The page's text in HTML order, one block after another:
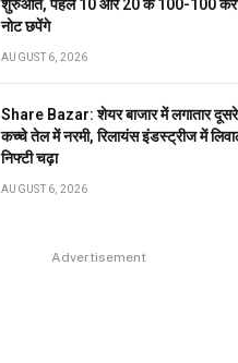
शुरुआत, पहले 10 और 20 के 100-100
नोट छपेंगे
AUGUST 6, 2026
Share Bazar: शेयर बाजार में लगातार
कच्चे तेल में नरमी, रिलायंस इंडस्ट्रीज में
निफ्टी चढ़ा
AUGUST 6, 2026
Advertisement